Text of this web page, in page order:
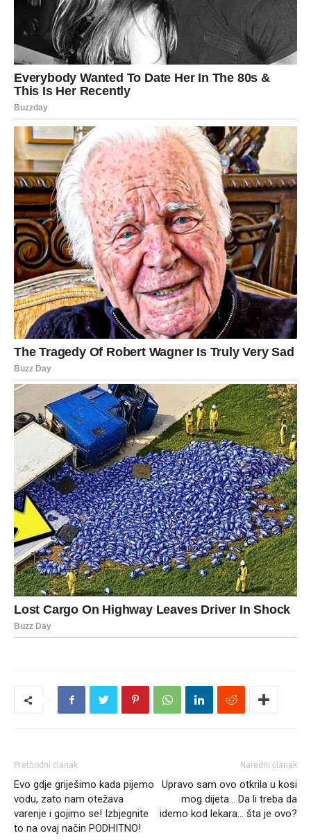
Prethodni članak
Evo gdje griješimo kada pijemo
vodu, zato nam otežava
varenje i gojimo se! Izbjegnite
to na ovaj način PODHITNO!
Naredni članak
Upravo sam ovo otkrila u kosi
mog dijeta… Da li treba da
idemo kod lekara… šta je ovo?